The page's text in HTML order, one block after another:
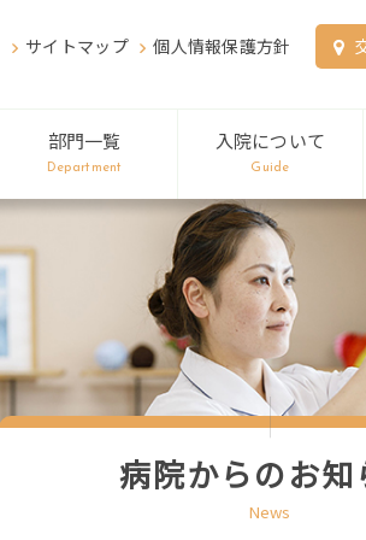
サイトマップ 個人情報保護方針
部門一覧
Department
入院について
Guide
病院からのお知
News